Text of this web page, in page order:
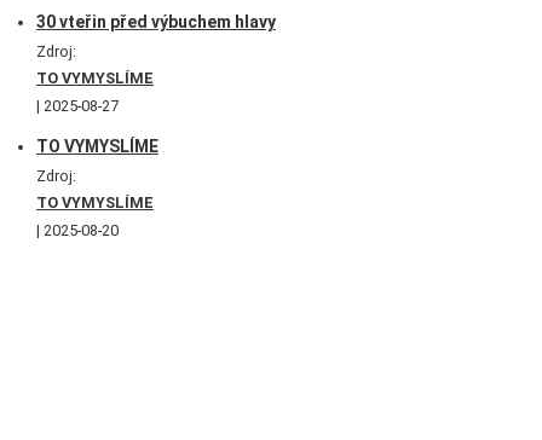
30 vteřin před výbuchem hlavy
Zdroj:
TO VYMYSLÍME
2025-08-27
TO VYMYSLÍME
Zdroj:
TO VYMYSLÍME
2025-08-20